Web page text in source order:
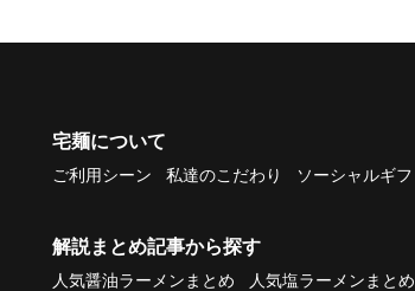
宅麺について
ご利用シーン 私達のこだわり ソーシャルギフ
解説まとめ記事から探す
人気醤油ラーメンまとめ 人気塩ラーメンまとめ